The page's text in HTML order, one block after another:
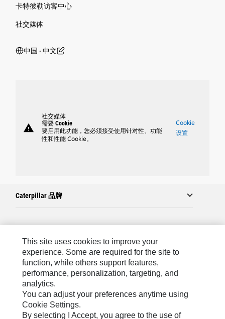
卡特彼勒访客中心
社交媒体
中国 ‧ 中文
warning
社交媒体
需要 Cookie
要启用此功能，您必须接受使用针对性、功能
性和性能 Cookie。
Cookie
设置
Caterpillar 品牌
联系 Caterpillar
站点地图
Cookie Settings
法律
隐私
This site uses cookies to improve your
experience. Some are required for the site to
function, while others support features,
performance, personalization, targeting, and
analytics.
You can adjust your preferences anytime using
Cookie Settings.
By selecting I Accept, you agree to the use of